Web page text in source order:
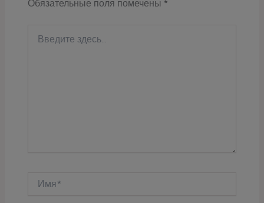
Обязательные поля помечены *
здесь...